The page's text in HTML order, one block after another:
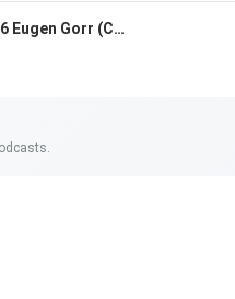
Was Isch Los? Folge 186 Eugen Gorr (Chef "Sweets Club"/"Torteninsel" und Musiker aus Baden-Baden)